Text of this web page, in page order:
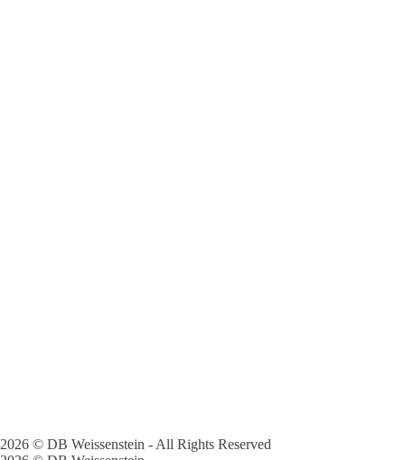
2026 © DB Weissenstein - All Rights Reserved